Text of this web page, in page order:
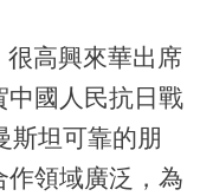
高興來華出席
中國人民抗日戰
斯坦可靠的朋
作領域廣泛，為